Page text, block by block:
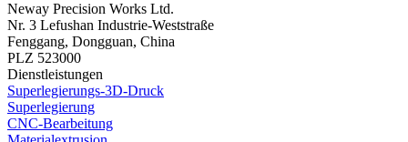
Neway Precision Works Ltd.
Nr. 3 Lefushan Industrie-Weststraße
Fenggang, Dongguan, China
PLZ 523000
Dienstleistungen
Superlegierungs-3D-Druck
Superlegierung
CNC-Bearbeitung